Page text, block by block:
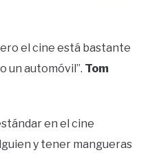
el cine está bastante
un automóvil”. Tom
en el cine
y tener mangueras